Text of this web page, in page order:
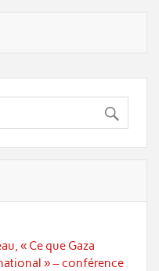
« Ce que Gaza
» – conférence